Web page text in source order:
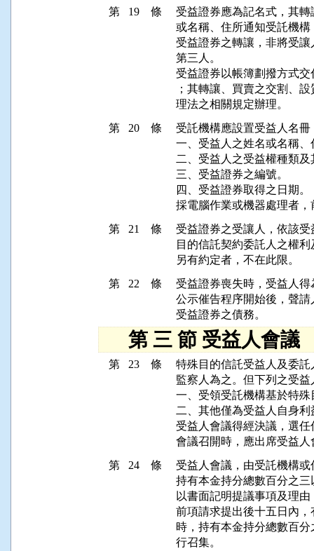
第 19 條
受益證券應為記名式，其
或名稱、住所通知受託機
受益證券之轉讓，非將受
第三人。
受益證券以帳簿劃撥方式
；其轉讓、買賣之交割、
第 20 條
受託機構應設置受益人名
一、受益人之姓名或名稱、
二、受益人之受益權種類
三、受益證券之編號。
四、受益證券取得之日期。
第 21 條
受益證券之受讓人，依該
目的信託契約委託人之權
第 22 條
受益證券喪失時，受益人
公示催告程序開始後，聲
第 三 節 受益人會議
第 23 條
特殊目的信託受益人及委
監察人為之。但下列之受
一、受領受託機構基於特
二、其他僅為受益人自身利
受益人會議得經決議，選
第 24 條
受益人會議，由受託機構
持有本金持分總數百分之
以書面記明提議事項及理
前項請求提出後十五日內
時，持有本金持分總數百
行召集。